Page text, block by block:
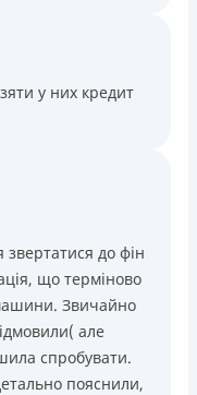
у них кредит
до фін
що терміново
Звичайно
але
спробувати.
пояснили,